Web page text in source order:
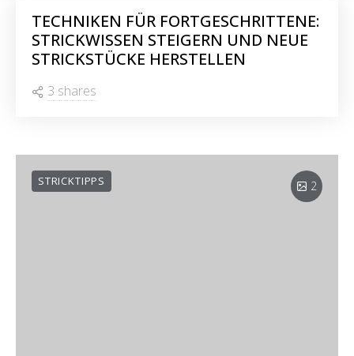
TECHNIKEN FÜR FORTGESCHRITTENE:
STRICKWISSEN STEIGERN UND NEUE
STRICKSTÜCKE HERSTELLEN
3 shares
2
STRICKTIPPS